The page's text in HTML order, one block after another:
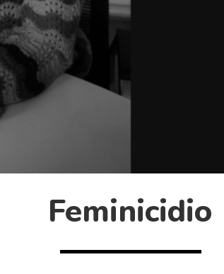
Feminicidio